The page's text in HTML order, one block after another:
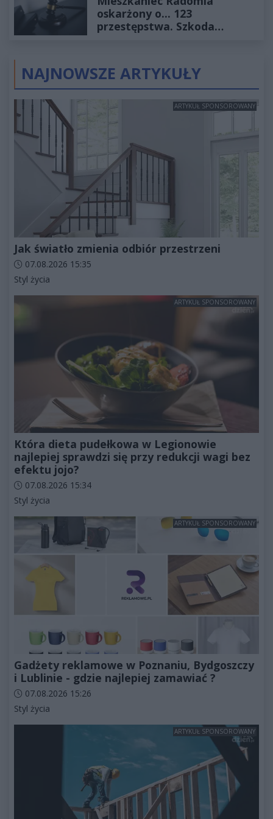
oskarżony o... 123
przestępstwa. Szkoda
NAJNOWSZE ARTYKUŁY
ARTYKUŁ SPONSOROWANY
Jak światło zmienia odbiór przestrzeni
Data dodania artykułu:
07.08.2026 15:35
Kategorie artykułu:
Styl życia
ARTYKUŁ SPONSOROWANY
Która dieta pudełkowa w Legionowie
najlepiej sprawdzi się przy redukcji wagi bez
efektu jojo?
Data dodania artykułu:
07.08.2026 15:34
Kategorie artykułu:
Styl życia
ARTYKUŁ SPONSOROWANY
Gadżety reklamowe w Poznaniu, Bydgoszczy
i Lublinie - gdzie najlepiej zamawiać ?
Data dodania artykułu:
07.08.2026 15:26
Kategorie artykułu:
Styl życia
ARTYKUŁ SPONSOROWANY